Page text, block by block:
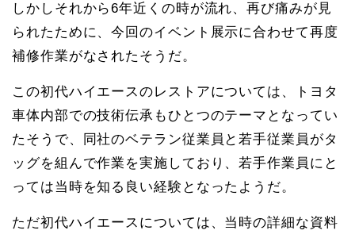
しかしそれから6年近くの時が流れ、再び痛みが見
られたために、今回のイベント展示に合わせて再度
補修作業がなされたそうだ。
この初代ハイエースのレストアについては、トヨタ
車体内部での技術伝承もひとつのテーマとなってい
たそうで、同社のベテラン従業員と若手従業員がタ
ッグを組んで作業を実施しており、若手作業員にと
っては当時を知る良い経験となったようだ。
ただ初代ハイエースについては、当時の詳細な資料